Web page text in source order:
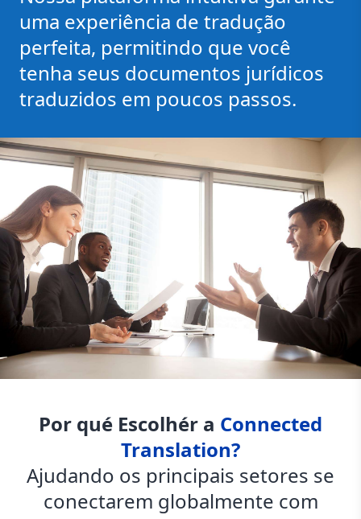
uma experiência de tradução
perfeita, permitindo que você
tenha seus documentos jurídicos
traduzidos em poucos passos.
Por qué Escolhér a Connected
Translation?
Ajudando os principais setores se
conectarem globalmente com